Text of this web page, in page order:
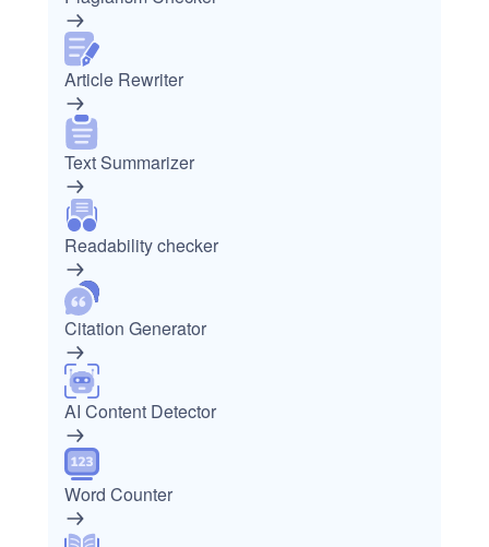
Article Rewriter
Text Summarizer
Readability checker
Citation Generator
AI Content Detector
Word Counter